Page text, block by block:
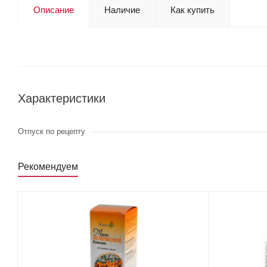
Описание Наличие Как купить
Характеристики
Отпуск по рецепту
Рекомендуем